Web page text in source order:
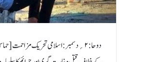
دوحا:۲؍دسمبر:اسلامی تحریک مزاحمت